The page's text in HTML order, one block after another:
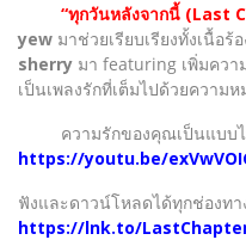
“ทุกวันหลังจากนี้ (Last
yew มาช่วยเรียบเรียงทั้งเนื้อร้
sherry มา featuring เพิ่มคว
เป็นเพลงรักที่เต็มไปด้วยความ
ความรักของคุณเป็นแบบไห
https://youtu.be/
ฟังและดาวน์โหลดได้ทุกช่องทา
https://lnk.to/